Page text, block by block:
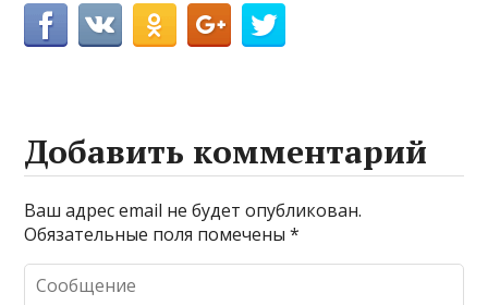
Добавить комментарий
Ваш адрес email не будет опубликован.
Обязательные поля помечены*